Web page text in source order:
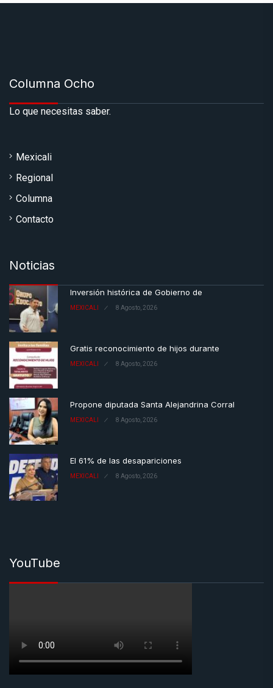
Columna Ocho
Lo que necesitas saber.
Mexicali
Regional
Columna
Contacto
Noticias
Inversión histórica de Gobierno de
MEXICALI 8 Agosto, 2026
Gratis reconocimiento de hijos durante
MEXICALI 8 Agosto, 2026
Propone diputada Santa Alejandrina Corral
MEXICALI 8 Agosto, 2026
El 61% de las desapariciones
MEXICALI 8 Agosto, 2026
YouTube